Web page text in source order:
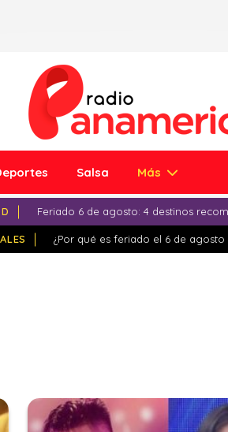
Salsa Más
Feriado 6 de agosto: 4 destinos
¿Por qué es feriado el 6 de agosto